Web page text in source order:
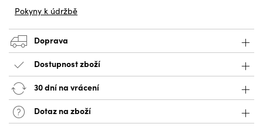
Pokyny k údržbě
Doprava
Dostupnost zboží
30 dní na vrácení
Dotaz na zboží